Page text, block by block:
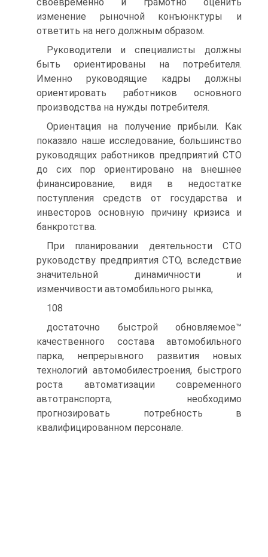
изменение рыночной конъюнктуры и
ответить на него должным образом.
Руководители и специалисты должны
быть ориентированы на потребителя.
Именно руководящие кадры должны
ориентировать работников основного
производства на нужды потребителя.
Ориентация на получение прибыли. Как
показало наше исследование, большинство
руководящих работников предприятий СТО
до сих пор ориентировано на внешнее
финансирование, видя в недостатке
поступления средств от государства и
инвесторов основную причину кризиса и
банкротства.
При планировании деятельности СТО
руководству предприятия СТО, вследствие
значительной динамичности и
изменчивости автомобильного рынка,
108
достаточно быстрой обновляемое™
качественного состава автомобильного
парка, непрерывного развития новых
технологий автомобилестроения, быстрого
роста автоматизации современного
автотранспорта, необходимо
прогнозировать потребность в
квалифицированном персонале.